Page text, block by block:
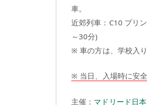
車。
近郊列車：C10 プリ
～30分)
※ 車の方は、学校入
※ 当日、入場時に安
主催： マドリード日